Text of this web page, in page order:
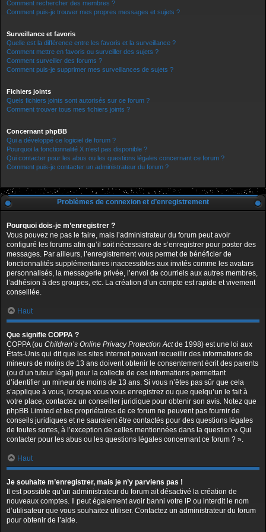
Comment rechercher des membres ?
Comment puis-je trouver mes propres messages et sujets ?
Surveillance et favoris
Quelle est la différence entre les favoris et la surveillance ?
Comment mettre en favoris ou surveiller des sujets ?
Comment surveiller des forums ?
Comment puis-je supprimer mes surveillances de sujets ?
Fichiers joints
Quels fichiers joints sont autorisés sur ce forum ?
Comment trouver tous mes fichiers joints ?
Concernant phpBB
Qui a développé ce logiciel de forum ?
Pourquoi la fonctionnalité X n’est pas disponible ?
Qui contacter pour les abus ou les questions légales concernant ce forum ?
Comment puis-je contacter un administrateur du forum ?
Problèmes de connexion et d’enregistrement
Pourquoi dois-je m’enregistrer ?
Vous pouvez ne pas le faire, mais l’administrateur du forum peut avoir
configuré les forums afin qu’il soit nécessaire de s’enregistrer pour poster des
messages. Par ailleurs, l’enregistrement vous permet de bénéficier de
fonctionnalités supplémentaires inaccessibles aux invités comme les avatars
personnalisés, la messagerie privée, l’envoi de courriels aux autres membres,
l’adhésion à des groupes, etc. La création d’un compte est rapide et vivement
conseillée.
Haut
Que signifie COPPA ?
COPPA (ou Children’s Online Privacy Protection Actde 1998) est une loi aux
États-Unis qui dit que les sites Internet pouvant recueillir des informations de
mineurs de moins de 13 ans doivent obtenir le consentement écrit des parents
(ou d’un tuteur légal) pour la collecte de ces informations permettant
d’identifier un mineur de moins de 13 ans. Si vous n’êtes pas sûr que cela
s’applique à vous, lorsque vous vous enregistrez ou que quelqu’un le fait à
votre place, contactez un conseiller juridique pour obtenir son avis. Notez que
phpBB Limited et les propriétaires de ce forum ne peuvent pas fournir de
conseils juridiques et ne sauraient être contactés pour des questions légales
de toutes sortes, à l’exception de celles mentionnées dans la question « Qui
contacter pour les abus ou les questions légales concernant ce forum ? ».
Haut
Je souhaite m’enregistrer, mais je n’y parviens pas !
Il est possible qu’un administrateur du forum ait désactivé la création de
nouveaux comptes. Il peut également avoir banni votre IP ou interdit le nom
d’utilisateur que vous souhaitez utiliser. Contactez un administrateur du forum
pour obtenir de l’aide.